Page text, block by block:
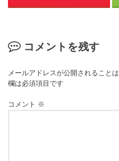
コメントを残す
メールアドレスが公開されることは
欄は必須項目です
コメント ※